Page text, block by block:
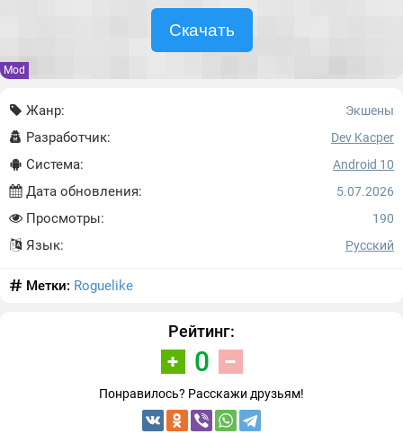
Скачать
Mod
Жанр: Экшены
Разработчик: Dev Kacper
Система: Android 10
Дата обновления: 5.07.2026
Просмотры: 190
Язык: Русский
Метки: Roguelike
Рейтинг:
0
Понравилось? Расскажи друзьям!